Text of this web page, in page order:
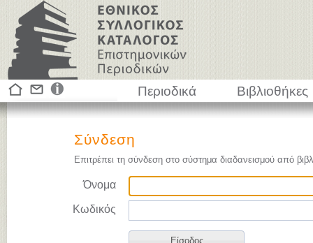
Περιοδικά Βιβλιοθήκες
Σύνδεση
Επιτρέπει τη σύνδεση στο σύστημα διαδανεισμού από
Όνομα
Κωδικός